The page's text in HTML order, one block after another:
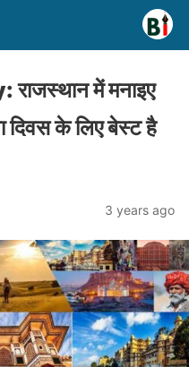
में मनाइए
दिवस के लिए बेस्ट है
3 years ago